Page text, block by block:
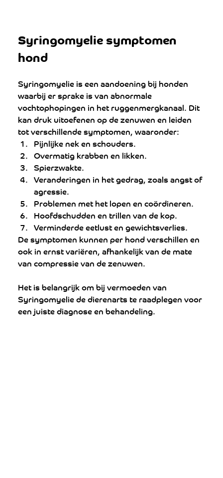
Syringomyelie symptomen
hond
Syringomyelie is een aandoening bij honden
waarbij er sprake is van abnormale
vochtophopingen in het ruggenmergkanaal. Dit
kan druk uitoefenen op de zenuwen en leiden
tot verschillende symptomen, waaronder:
Pijnlijke nek en schouders.
Overmatig krabben en likken.
Spierzwakte.
Veranderingen in het gedrag, zoals angst of
agressie.
Problemen met het lopen en coördineren.
Hoofdschudden en trillen van de kop.
Verminderde eetlust en gewichtsverlies.
De symptomen kunnen per hond verschillen en
ook in ernst variëren, afhankelijk van de mate
van compressie van de zenuwen.
Het is belangrijk om bij vermoeden van
Syringomyelie de dierenarts te raadplegen voor
een juiste diagnose en behandeling.